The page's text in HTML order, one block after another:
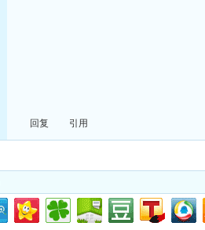
回复 引用